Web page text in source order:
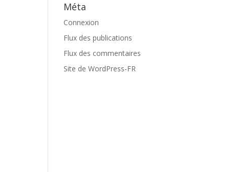
Méta
Connexion
Flux des publications
Flux des commentaires
Site de WordPress-FR